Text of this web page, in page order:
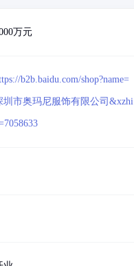
万元
b2b.baidu.com/shop?name=
圳市奥玛尼服饰有限公司&xzhi